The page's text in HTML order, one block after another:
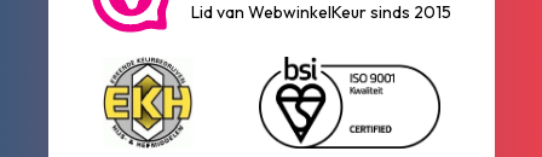
Lid van WebwinkelKeur sinds 2015